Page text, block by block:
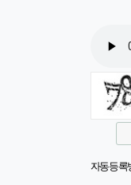
자동등록